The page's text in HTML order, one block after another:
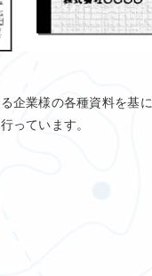
企業様の各種資料を基に
っています。